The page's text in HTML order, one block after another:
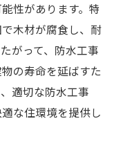
性と耐用年数を
期的な影響
性があります。特
木材が腐食し、耐
がって、防水工事
の寿命を延ばすた
適切な防水工事
な住環境を提供し